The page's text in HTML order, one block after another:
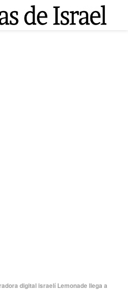
digital israelí Lemonade llega a